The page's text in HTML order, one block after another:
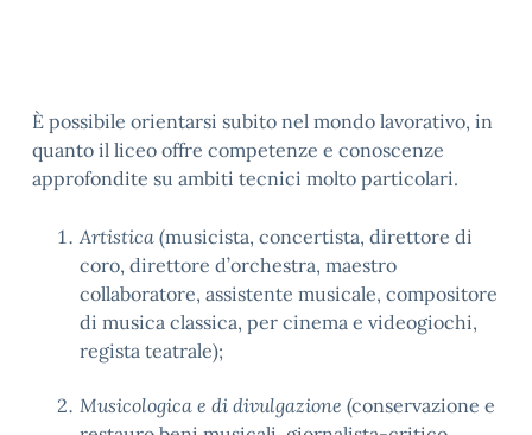
È possibile orientarsi subito nel mondo lavorativo, in
quanto il liceo offre competenze e conoscenze
approfondite su ambiti tecnici molto particolari.
Artistica (musicista, concertista, direttore di
coro, direttore d’orchestra, maestro
collaboratore, assistente musicale, compositore
di musica classica, per cinema e videogiochi,
regista teatrale);
Musicologica e di divulgazione (conservazione e